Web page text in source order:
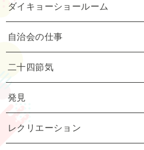
ダイキョーショールーム
自治会の仕事
二十四節気
発見
レクリエーション